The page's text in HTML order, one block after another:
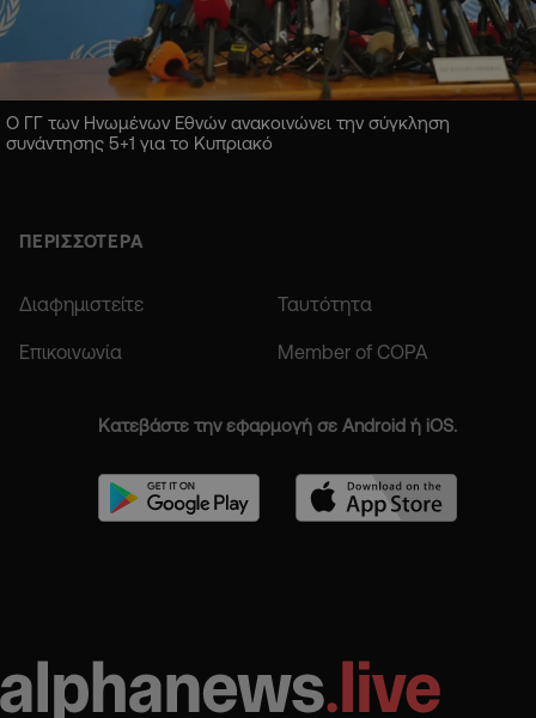
Ο ΓΓ των Ηνωμένων Εθνών ανακοινώνει την σύγκληση
συνάντησης 5+1 για το Κυπριακό
ΠΕΡΙΣΣΟΤΕΡΑ
Διαφημιστείτε Ταυτότητα
Επικοινωνία Member of COPA
Κατεβάστε την εφαρμογή σε Android ή iOS.